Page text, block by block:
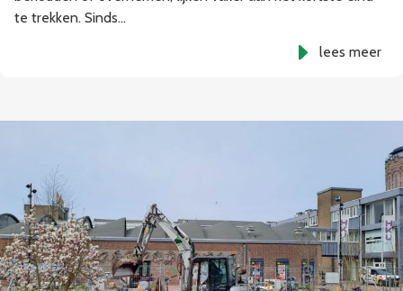
te trekken. Sinds…
lees meer